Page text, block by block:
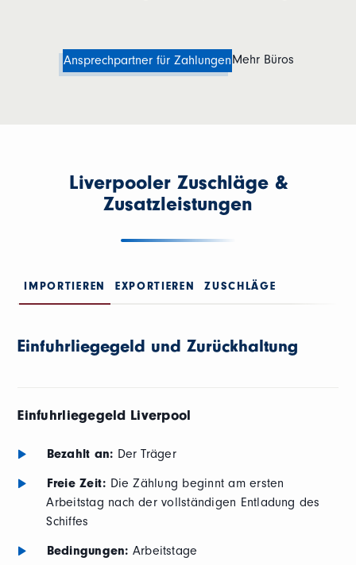
Ansprechpartner für ZahlungenMehr Büros
Liverpooler Zuschläge &
Zusatzleistungen
IMPORTIEREN EXPORTIEREN ZUSCHLÄGE
Einfuhrliegegeld und Zurückhaltung
Einfuhrliegegeld Liverpool
Bezahlt an: Der Träger
Freie Zeit: Die Zählung beginnt am ersten
Arbeitstag nach der vollständigen Entladung des
Schiffes
Bedingungen: Arbeitstage